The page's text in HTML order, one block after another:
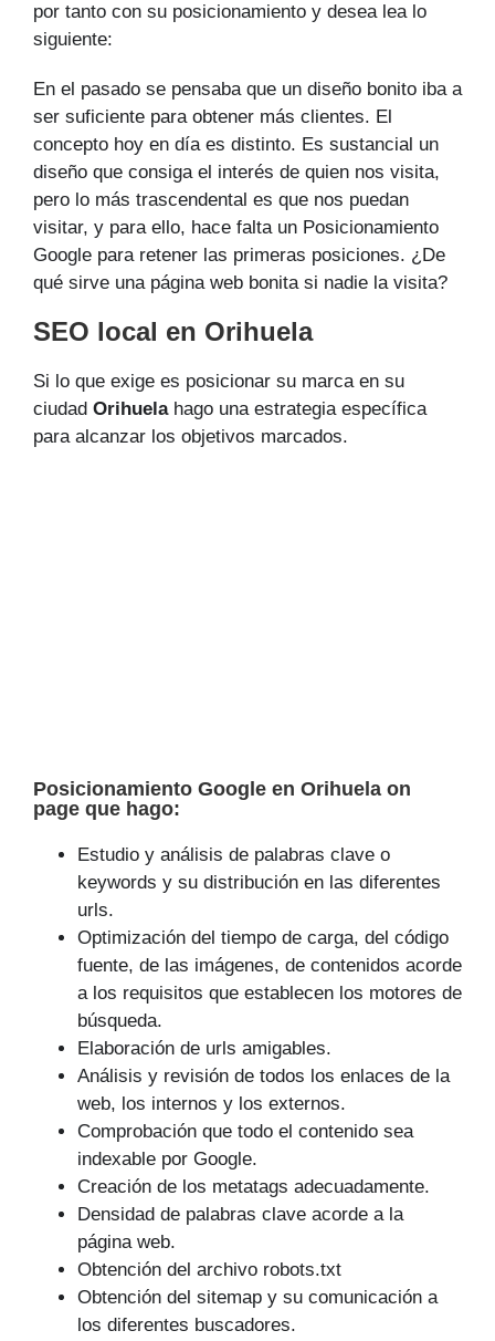
por tanto con su posicionamiento y desea lea lo
siguiente:
En el pasado se pensaba que un diseño bonito iba a
ser suficiente para obtener más clientes. El
concepto hoy en día es distinto. Es sustancial un
diseño que consiga el interés de quien nos visita,
pero lo más trascendental es que nos puedan
visitar, y para ello, hace falta un Posicionamiento
Google para retener las primeras posiciones. ¿De
qué sirve una página web bonita si nadie la visita?
SEO local en Orihuela
Si lo que exige es posicionar su marca en su
ciudad Orihuelahago una estrategia específica
para alcanzar los objetivos marcados.
Posicionamiento Google en Orihuela on
page que hago:
Estudio y análisis de palabras clave o
keywords y su distribución en las diferentes
urls.
Optimización del tiempo de carga, del código
fuente, de las imágenes, de contenidos acorde
a los requisitos que establecen los motores de
búsqueda.
Elaboración de urls amigables.
Análisis y revisión de todos los enlaces de la
web, los internos y los externos.
Comprobación que todo el contenido sea
indexable por Google.
Creación de los metatags adecuadamente.
Densidad de palabras clave acorde a la
página web.
Obtención del archivo robots.txt
Obtención del sitemap y su comunicación a
los diferentes buscadores.